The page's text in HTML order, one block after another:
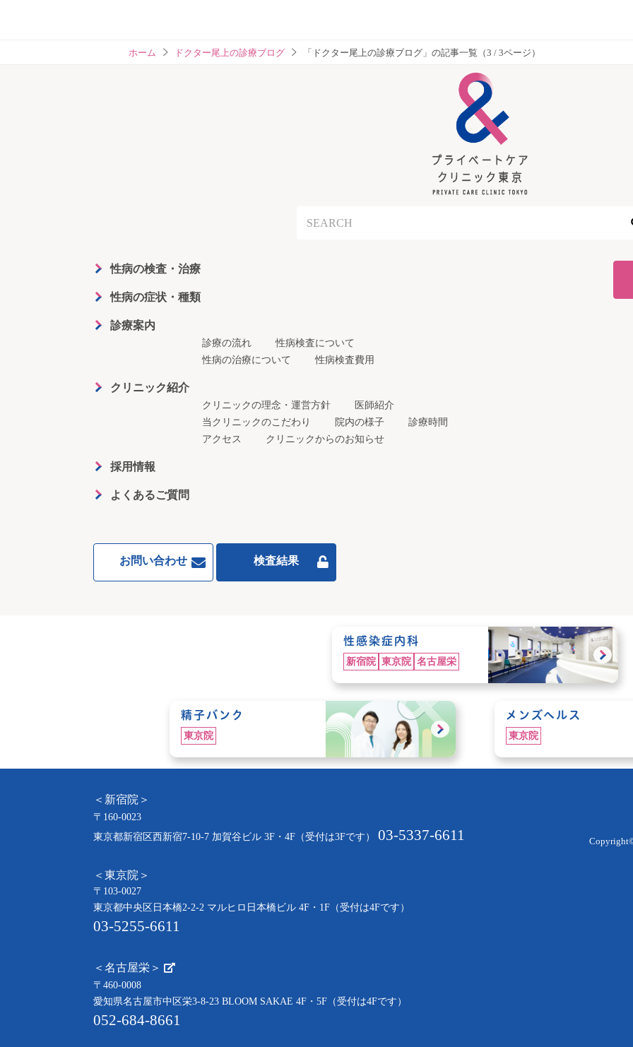
ホーム ドクター尾上の診療ブログ 「ドクター尾上の診療ブログ」の記事一覧（3 / 3ページ）
性病の検査・治療
性病の症状・種類
診療案内
診療の流れ
性病検査について
性病の治療について
性病検査費用
クリニック紹介
クリニックの理念・運営方針
医師紹介
当クリニックのこだわり
院内の様子
診療時間
アクセス
クリニックからのお知らせ
採用情報
よくあるご質問
お問い合わせ 検査結果
性感染症内科
新宿院 東京院 名古屋栄
精子バンク
東京院
メンズヘルス
東京院
＜新宿院＞
〒160-0023
東京都新宿区西新宿7-10-7 加賀谷ビル 3F・4F（受付は3Fです）
03-5337-6611
＜東京院＞
〒103-0027
東京都中央区日本橋2-2-2 マルヒロ日本橋ビル 4F・1F（受付は4Fです）
03-5255-6611
＜名古屋栄＞
〒460-0008
愛知県名古屋市中区栄3-8-23 BLOOM SAKAE 4F・5F（受付は4Fです）
052-684-8661